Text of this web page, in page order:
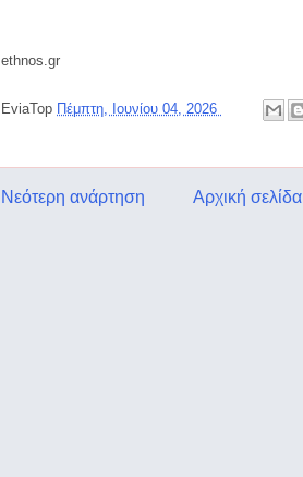
ethnos.gr
EviaTop Πέμπτη, Ιουνίου 04, 2026
Νεότερη ανάρτηση Αρχική σελίδα